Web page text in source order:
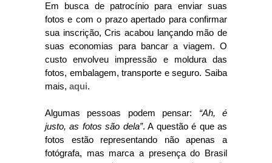
Em busca de patrocínio para enviar suas
fotos e com o prazo apertado para confirmar
sua inscrição, Cris acabou lançando mão de
suas economias para bancar a viagem. O
custo envolveu impressão e moldura das
fotos, embalagem, transporte e seguro. Saiba
mais, aqui.
Algumas pessoas podem pensar: “Ah, é
justo, as fotos são dela”. A questão é que as
fotos estão representando não apenas a
fotógrafa, mas marca a presença do Brasil